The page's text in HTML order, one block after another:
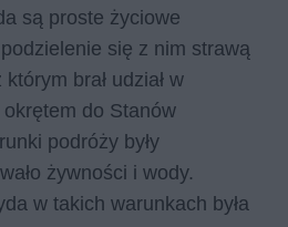
są proste życiowe
się z nim strawą
brał udział w
do Stanów
podróży były
żywności i wody.
w takich warunkach była